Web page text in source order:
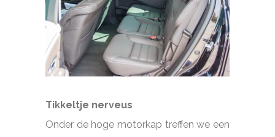
Tikkeltje nerveus
Onder de hoge motorkap treffen we een